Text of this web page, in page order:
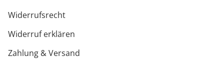
Widerrufsrecht
Widerruf erklären
Zahlung & Versand